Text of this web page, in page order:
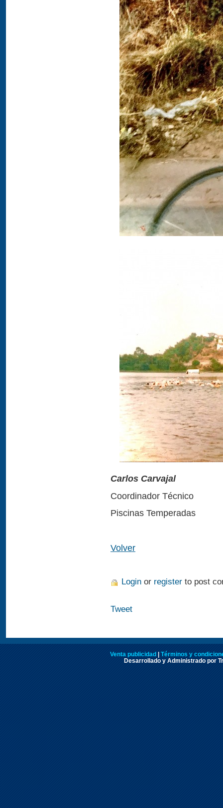
Carlos Carvajal
Coordinador Técnico
Piscinas Temperadas
Volver
Login or register to post
Tweet
Venta publicidad | Términos y
Desarrollado y Administrado por